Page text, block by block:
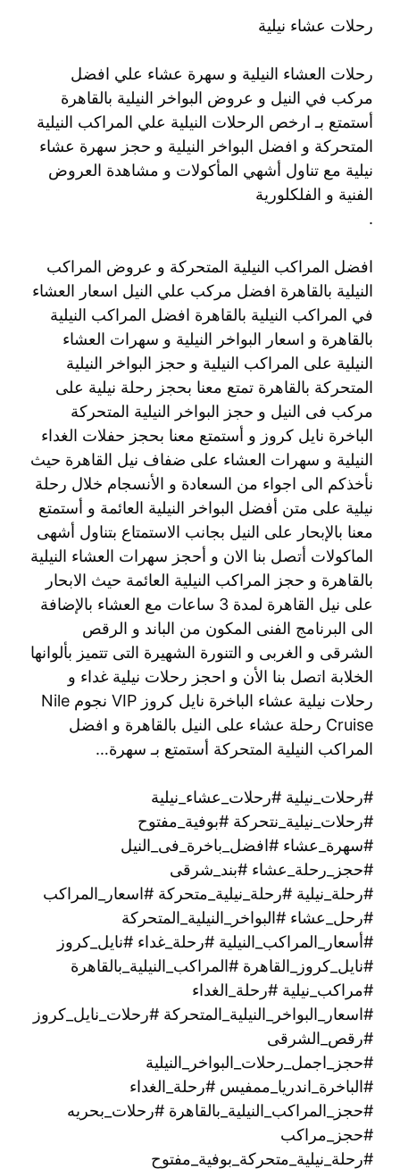
رحلات عشاء نيلية
رحلات العشاء النيلية و سهرة عشاء علي افضل
مركب في النيل و عروض البواخر النيلية بالقاهرة
أستمتع بـ ارخص الرحلات النيلية علي المراكب النيلية
المتحركة و افضل البواخر النيلية و حجز سهرة عشاء
نيلية مع تناول أشهي المأكولات و مشاهدة العروض
الفنية و الفلكلورية
.
افضل المراكب النيلية المتحركة و عروض المراكب
النيلية بالقاهرة افضل مركب علي النيل اسعار العشاء
في المراكب النيلية بالقاهرة افضل المراكب النيلية
بالقاهرة و اسعار البواخر النيلية و سهرات العشاء
النيلية على المراكب النيلية و حجز البواخر النيلية
المتحركة بالقاهرة تمتع معنا بحجز رحلة نيلية على
مركب فى النيل و حجز البواخر النيلية المتحركة
الباخرة نايل كروز و أستمتع معنا بحجز حفلات الغداء
النيلية و سهرات العشاء على ضفاف نيل القاهرة حيث
نأخذكم الى اجواء من السعادة و الأنسجام خلال رحلة
نيلية على متن أفضل البواخر النيلية العائمة و أستمتع
معنا بالإبحار على النيل بجانب الاستمتاع بتناول أشهى
الماكولات أتصل بنا الان و أحجز سهرات العشاء النيلية
بالقاهرة و حجز المراكب النيلية العائمة حيث الابحار
على نيل القاهرة لمدة 3 ساعات مع العشاء بالإضافة
الى البرنامج الفنى المكون من الباند و الرقص
الشرقى و الغربى و التنورة الشهيرة التى تتميز بألوانها
الخلابة اتصل بنا الأن و احجز رحلات نيلية غداء و
رحلات نيلية عشاء الباخرة نايل كروز VIP نجوم Nile
Cruise رحلة عشاء على النيل بالقاهرة و افضل
المراكب النيلية المتحركة أستمتع بـ سهرة…
#رحلات_نيلية #رحلات_عشاء_نيلية
#رحلات_نيلية_نتحركة #بوفية_مفتوح
#سهرة_عشاء #افضل_باخرة_فى_النيل
#حجز_رحلة_عشاء #بند_شرقى
#رحلة_نيلية #رحلة_نيلية_متحركة #اسعار_المراكب
#رحل_عشاء #البواخر_النيلية_المتحركة
#أسعار_المراكب_النيلية #رحلة_غداء #نايل_كروز
#نايل_كروز_القاهرة #المراكب_النيلية_بالقاهرة
#مراكب_نيلية #رحلة_الغداء
#اسعار_البواخر_النيلية_المتحركة #رحلات_نايل_كروز
#رقص_الشرقى
#حجز_اجمل_رحلات_البواخر_النيلية
#الباخرة_اندريا_ممفيس #رحلة_الغداء
#حجز_المراكب_النيلية_بالقاهرة #رحلات_بحريه
#حجز_مراكب
#رحلة_نيلية_متحركة_بوفية_مفتوح